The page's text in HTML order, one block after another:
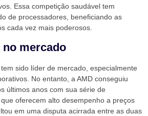
Essa competição saudável tem
de processadores, beneficiando as
cada vez mais poderosos.
mercado
sido líder de mercado, especialmente
No entanto, a AMD conseguiu
últimos anos com sua série de
oferecem alto desempenho a preços
em uma disputa acirrada entre as duas